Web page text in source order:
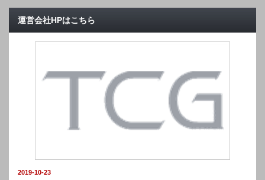
運営会社HPはこちら
2019-10-23